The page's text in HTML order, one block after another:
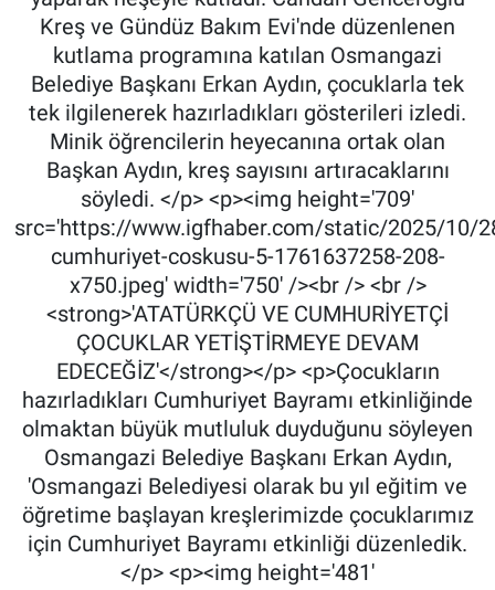
Kreş ve Gündüz Bakım Evi'nde düzenlenen
kutlama programına katılan Osmangazi
Belediye Başkanı Erkan Aydın, çocuklarla tek
tek ilgilenerek hazırladıkları gösterileri izledi.
Minik öğrencilerin heyecanına ortak olan
Başkan Aydın, kreş sayısını artıracaklarını
söyledi. </p> <p><img height='709'
src='https://www.igfhaber.com/static/2025/10/
cumhuriyet-coskusu-5-1761637258-208-
x750.jpeg' width='750' /><br /> <br />
<strong>'ATATÜRKÇÜ VE CUMHURİYETÇİ
ÇOCUKLAR YETİŞTİRMEYE DEVAM
EDECEĞİZ'</strong></p> <p>Çocukların
hazırladıkları Cumhuriyet Bayramı etkinliğinde
olmaktan büyük mutluluk duyduğunu söyleyen
Osmangazi Belediye Başkanı Erkan Aydın,
'Osmangazi Belediyesi olarak bu yıl eğitim ve
öğretime başlayan kreşlerimizde çocuklarımız
için Cumhuriyet Bayramı etkinliği düzenledik.
</p> <p><img height='481'